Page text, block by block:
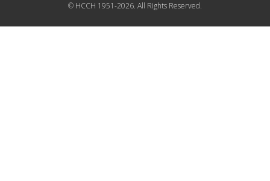
© HCCH 1951-2026. All Rights Reserved.